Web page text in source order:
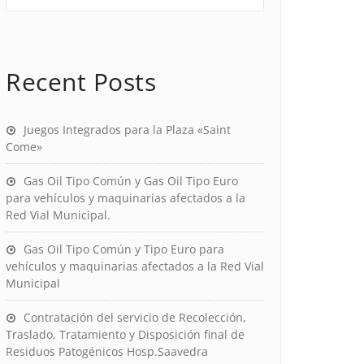
Recent Posts
Juegos Integrados para la Plaza «Saint
Come»
Gas Oil Tipo Común y Gas Oil Tipo Euro
para vehículos y maquinarias afectados a la
Red Vial Municipal.
Gas Oil Tipo Común y Tipo Euro para
vehículos y maquinarias afectados a la Red Vial
Municipal
Contratación del servicio de Recolección,
Traslado, Tratamiento y Disposición final de
Residuos Patogénicos Hosp.Saavedra